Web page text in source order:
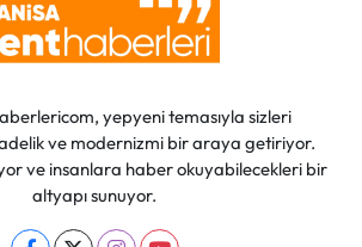
yepyeni temasıyla sizleri
ve modernizmi bir araya getiriyor.
ve insanlara haber okuyabilecekleri bir
altyapı sunuyor.